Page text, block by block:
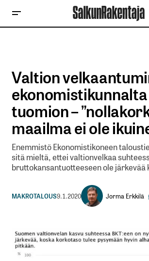
Valtion
tuomion –
maailma ei ole
Enemmistö Ekonomistikoneen
sitä mieltä, ettei valtionvelkaa
bruttokansantuotteeseen ole järkevää
MAKROTALOUS9.1.2020 Jorma Erkkilä